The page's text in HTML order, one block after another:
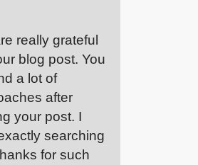
really grateful
blog post. You
a lot of
after
your post. I
searching
for such